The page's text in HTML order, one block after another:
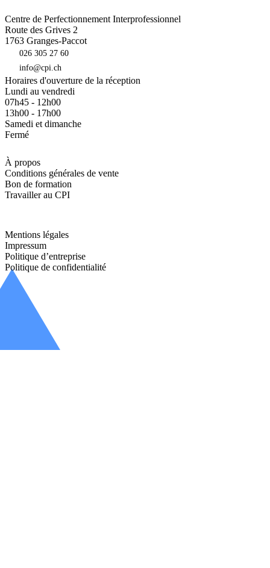
Centre de Perfectionnement Interprofessionnel
Route des Grives 2
1763 Granges-Paccot
026 305 27 60
info@cpi.ch
Horaires d'ouverture de la réception
Lundi au vendredi
07h45 - 12h00
13h00 - 17h00
Samedi et dimanche
Fermé
À propos
Conditions générales de vente
Bon de formation
Travailler au CPI
Mentions légales
Impressum
Politique d’entreprise
Politique de confidentialité